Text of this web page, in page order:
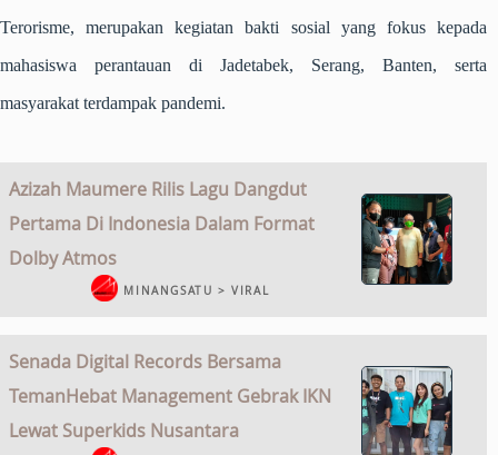
Terorisme, merupakan kegiatan bakti sosial yang fokus kepada
mahasiswa perantauan di Jadetabek, Serang, Banten, serta
masyarakat terdampak pandemi.
Azizah Maumere Rilis Lagu Dangdut
Pertama Di Indonesia Dalam Format
Dolby Atmos
MINANGSATU > VIRAL
Senada Digital Records Bersama
TemanHebat Management Gebrak IKN
Lewat Superkids Nusantara